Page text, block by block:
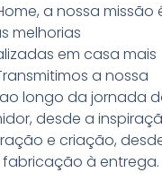
a nossa missão
melhorias
em casa mais
a nossa
longo da jornada
desde a
e criação,
à entrega.